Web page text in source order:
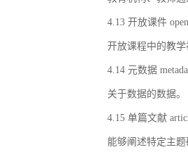
4.13 开放课件
开放课程中的教
4.14 元数据
关于数据的数据。
4.15 单篇文献
能够阐述特定主